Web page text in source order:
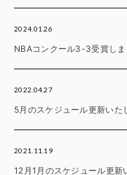
2024.01.26
NBAコンクール3-3受賞しま
2022.04.27
5月のスケジュール更新いた
2021.11.19
12月1月のスケジュール更新